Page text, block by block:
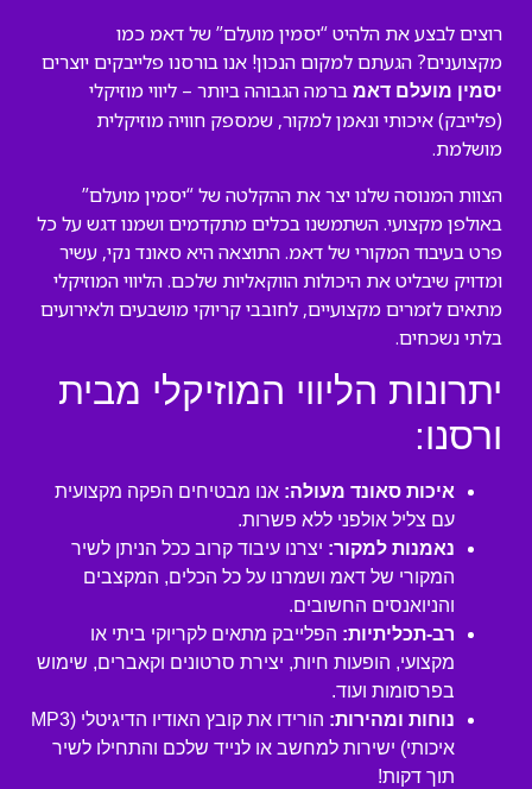
רוצים לבצע את הלהיט “יסמין מועלם” של דאמ כמו
מקצוענים? הגעתם למקום הנכון! אנו בורסנו פלייבקים יוצרים
יסמין מועלם דאמ ברמה הגבוהה ביותר – ליווי מוזיקלי
(פלייבק) איכותי ונאמן למקור, שמספק חוויה מוזיקלית
מושלמת.
הצוות המנוסה שלנו יצר את ההקלטה של “יסמין מועלם”
באולפן מקצועי. השתמשנו בכלים מתקדמים ושמנו דגש על כל
פרט בעיבוד המקורי של דאמ. התוצאה היא סאונד נקי, עשיר
ומדויק שיבליט את היכולות הווקאליות שלכם. הליווי המוזיקלי
מתאים לזמרים מקצועיים, לחובבי קריוקי מושבעים ולאירועים
בלתי נשכחים.
יתרונות הליווי המוזיקלי מבית
ורסנו:
איכות סאונד מעולה: אנו מבטיחים הפקה מקצועית
עם צליל אולפני ללא פשרות.
נאמנות למקור: יצרנו עיבוד קרוב ככל הניתן לשיר
המקורי של דאמ ושמרנו על כל הכלים, המקצבים
והניואנסים החשובים.
רב-תכליתיות: הפלייבק מתאים לקריוקי ביתי או
מקצועי, הופעות חיות, יצירת סרטונים וקאברים, שימוש
בפרסומות ועוד.
נוחות ומהירות:
הורידו את קובץ האודיו הדיגיטלי (MP3
איכותי) ישירות למחשב או לנייד שלכם והתחילו לשיר
תוך דקות!